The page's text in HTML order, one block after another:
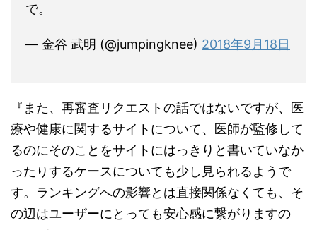
で。
— 金谷 武明 (@jumpingknee) 2018年9月18日
『また、再審査リクエストの話ではないですが、医
療や健康に関するサイトについて、医師が監修して
るのにそのことをサイトにはっきりと書いていなか
ったりするケースについても少し見られるようで
す。ランキングへの影響とは直接関係なくても、そ
の辺はユーザーにとっても安心感に繋がりますの